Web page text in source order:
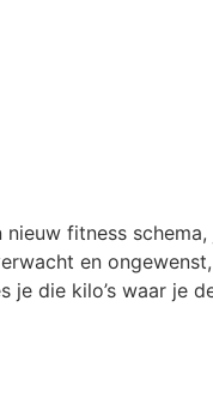
fitness schema,
en
je die kilo’s waar je